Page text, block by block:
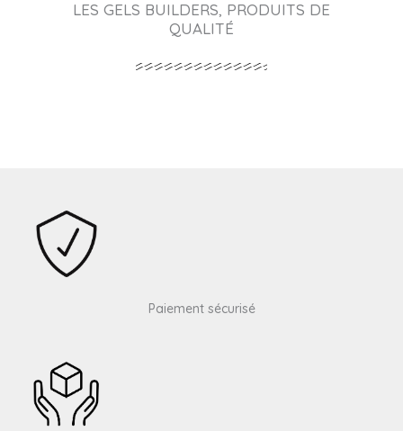
LES GELS BUILDERS, PRODUITS DE
QUALITÉ
Paiement sécurisé